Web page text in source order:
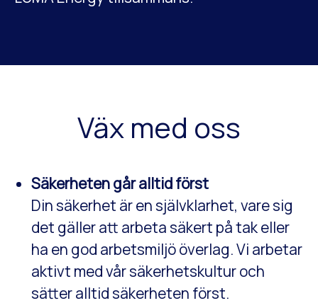
Väx med oss
Säkerheten går alltid först
Din säkerhet är en självklarhet, vare sig
det gäller att arbeta säkert på tak eller
ha en god arbetsmiljö överlag. Vi arbetar
aktivt med vår säkerhetskultur och
sätter alltid säkerheten först.